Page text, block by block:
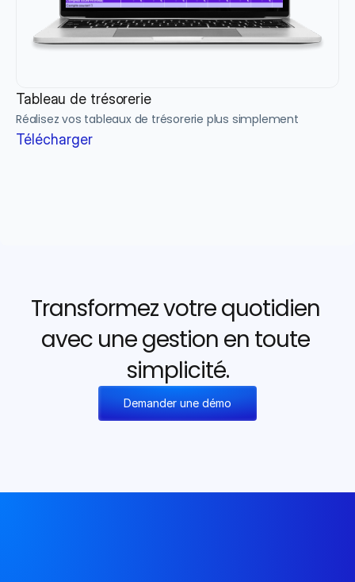
Tableau de trésorerie
Réalisez vos tableaux de trésorerie plus simplement
Télécharger
Transformez votre quotidien
avec une gestion en toute
simplicité.
Demander une démo